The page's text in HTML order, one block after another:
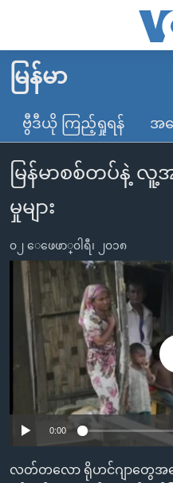
လွယ်ကူ
စေ
သည့်
Link
များ
ပင်မ
သို့
ကျော်
ကြည့်
ကြည့်
မူလစာမျက်နှာ
မြန်မာ
ကမ္ဘာ့သတင်းများ
နိုင်ငံတကာ
အစ္စရေး-ပါလက်စတိုင်း
ဗွီဒီယို
ရပ်ဝန်းတခု လမ်းတခု အလွန်
အင်္ဂလိပ်စာလေ့လာမယ်
အမေရိကန်သုံးအီဒီယံ
မကြေးမုံရဲ့ အင်္ဂလိပ်စာ
ရုပ်ရှင်ထဲက အင်္ဂလိပ်စာ
သုတပဒေသာ အင်္ဂလိပ်စာ
အပတ်စဉ်ကဏ္ဍများ
ရေဒီယို
တီဗွီ
ရေဒီယိုနှင့်ရုပ်သံ အချက်အလက်
ရေဒီယို/တီဗွီအစီအစဉ်
Learning English
ဗွီအိုအေ လူမှုကွန်ယက်များ
မြန်မာ
ဗွီဒီယို ကြည့်ရှုရန် အက
မြန်မာစစ်တပ်နဲ့ လူ့
မှုများ
၀၂ ေဖေဖာ္၀ါရီ၊ ၂၀၁၈
No media
0:00
လတ်တလော ရိုဟင်ဂျာတွေအပေ